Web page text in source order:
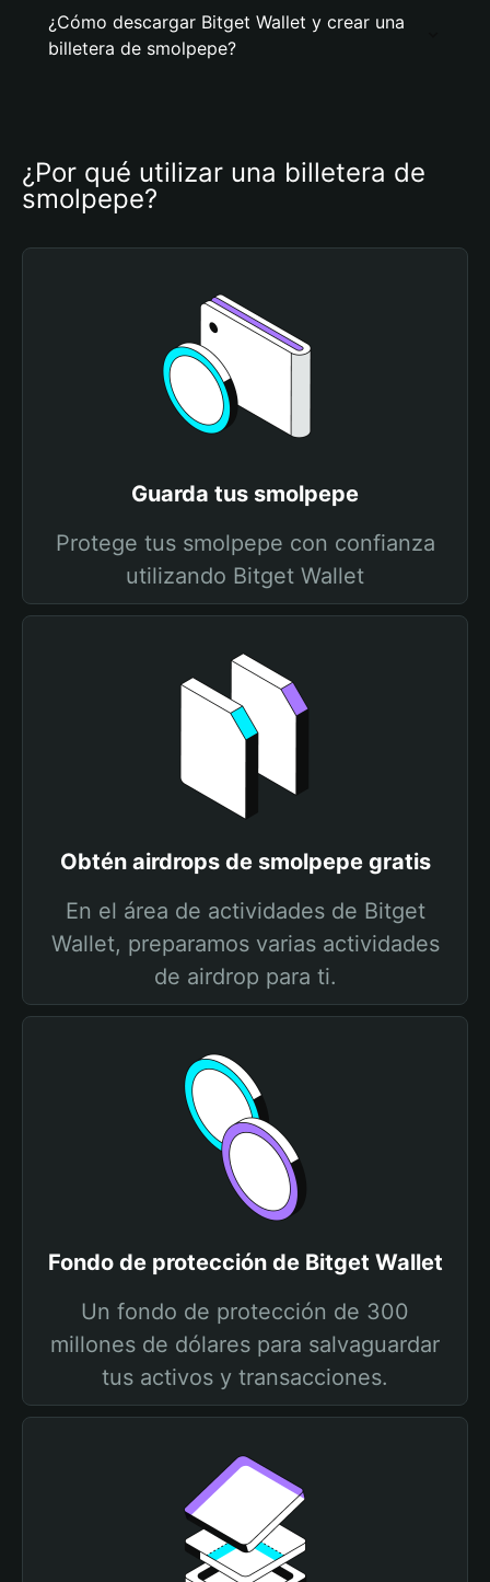
¿Cómo descargar Bitget Wallet y crear una
billetera de smolpepe?
¿Por qué utilizar una billetera de
smolpepe?
Guarda tus smolpepe
Protege tus smolpepe con confianza
utilizando Bitget Wallet
Obtén airdrops de smolpepe gratis
En el área de actividades de Bitget
Wallet, preparamos varias actividades
de airdrop para ti.
Fondo de protección de Bitget Wallet
Un fondo de protección de 300
millones de dólares para salvaguardar
tus activos y transacciones.